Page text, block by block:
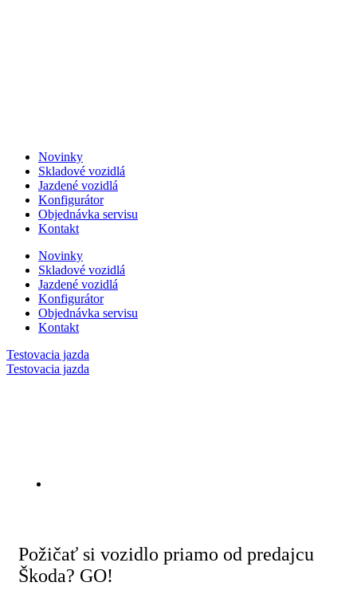
Novinky
Skladové vozidlá
Jazdené vozidlá
Konfigurátor
Objednávka servisu
Kontakt
Novinky
Skladové vozidlá
Jazdené vozidlá
Konfigurátor
Objednávka servisu
Kontakt
Testovacia jazda
Testovacia jazda
Požičať si vozidlo priamo od predajcu
Škoda? GO!